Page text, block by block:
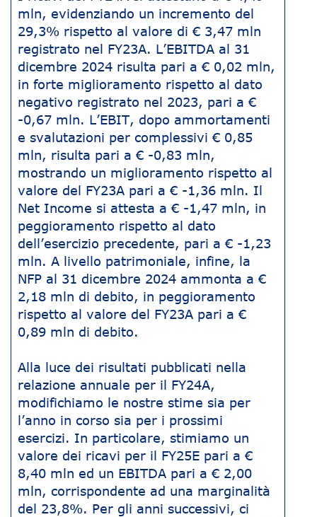
mln, evidenziando un incremento del
29,3% rispetto al valore di € 3,47 mln
registrato nel FY23A. L’EBITDA al 31
dicembre 2024 risulta pari a € 0,02 mln,
in forte miglioramento rispetto al dato
negativo registrato nel 2023, pari a €
-0,67 mln. L’EBIT, dopo ammortamenti
e svalutazioni per complessivi € 0,85
mln, risulta pari a € -0,83 mln,
mostrando un miglioramento rispetto al
valore del FY23A pari a € -1,36 mln. Il
Net Income si attesta a € -1,47 mln, in
peggioramento rispetto al dato
dell’esercizio precedente, pari a € -1,23
mln. A livello patrimoniale, infine, la
NFP al 31 dicembre 2024 ammonta a €
2,18 mln di debito, in peggioramento
rispetto al valore del FY23A pari a €
0,89 mln di debito.
Alla luce dei risultati pubblicati nella
relazione annuale per il FY24A,
modifichiamo le nostre stime sia per
l’anno in corso sia per i prossimi
esercizi. In particolare, stimiamo un
valore dei ricavi per il FY25E pari a €
8,40 mln ed un EBITDA pari a € 2,00
mln, corrispondente ad una marginalità
del 23,8%. Per gli anni successivi, ci